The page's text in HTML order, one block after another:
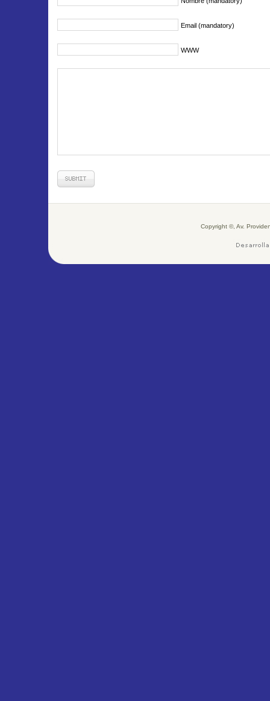
Email (mandatory)
WWW
Copyright ©, Av.